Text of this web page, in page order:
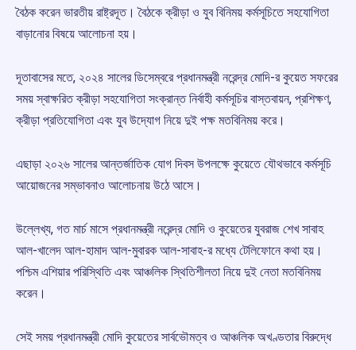
বৈঠক করেন ভারতীয় রাষ্ট্রদূত। বৈঠকে ক্রীড়া ও যুব বিনিময় কর্মসূচিতে সহযোগিতা
বাড়ানোর বিষয়ে আলোচনা হয়।
দূতাবাসের মতে, ২০২৪ সালের ডিসেম্বরে প্রধানমন্ত্রী নরেন্দ্র মোদি-র কুয়েত সফরের
সময় স্বাক্ষরিত ক্রীড়া সহযোগিতা সংক্রান্ত নির্বাহী কর্মসূচির বাস্তবায়ন, প্রশিক্ষণ,
ক্রীড়া প্রতিযোগিতা এবং যুব উদ্যোগ নিয়ে দুই পক্ষ মতবিনিময় করে।
এছাড়া ২০২৬ সালের আন্তর্জাতিক যোগ দিবস উপলক্ষে কুয়েতে যৌথভাবে কর্মসূচি
আয়োজনের সম্ভাবনাও আলোচনায় উঠে আসে।
উল্লেখ্য, গত মার্চ মাসে প্রধানমন্ত্রী নরেন্দ্র মোদি ও কুয়েতের যুবরাজ শেখ সাবাহ
আল-খালেদ আল-হামাদ আল-মুবারক আল-সাবাহ-র মধ্যে টেলিফোনে কথা হয়।
পশ্চিম এশিয়ার পরিস্থিতি এবং আঞ্চলিক স্থিতিশীলতা নিয়ে দুই নেতা মতবিনিময়
করেন।
সেই সময় প্রধানমন্ত্রী মোদি কুয়েতের সার্বভৌমত্ব ও আঞ্চলিক অখণ্ডতার বিরুদ্ধে